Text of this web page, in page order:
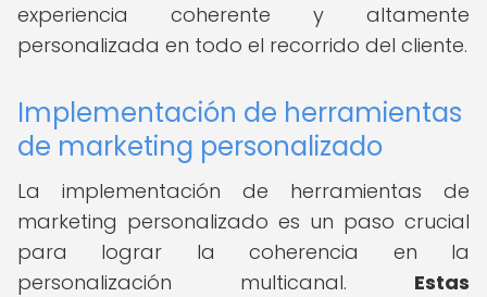
experiencia coherente y altamente
personalizada en todo el recorrido del cliente.
Implementación de herramientas
de marketing personalizado
La implementación de herramientas de
marketing personalizado es un paso crucial
para lograr la coherencia en la
personalización multicanal. Estas